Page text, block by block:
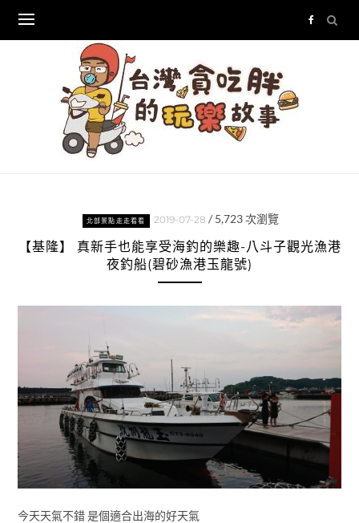
content
北部景點走走看看 2019-07-28 / 5,723次瀏覽
【基隆】 真新手也能享受海釣的樂趣-八斗子觀光漁港
夜釣船(碧砂漁港玉龍號)
今天天氣不錯 是個適合出海的好天氣